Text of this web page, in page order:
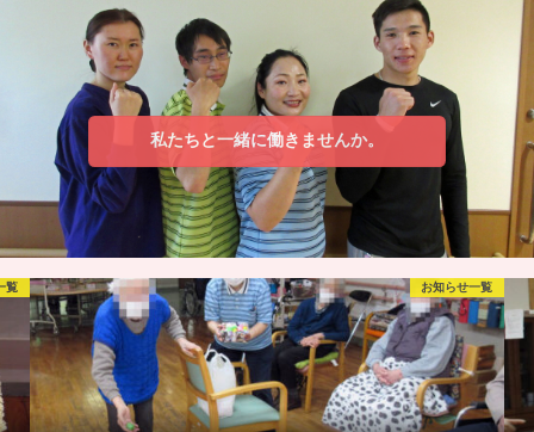
私たちと一緒に働きませんか。
覧 お知らせ一覧